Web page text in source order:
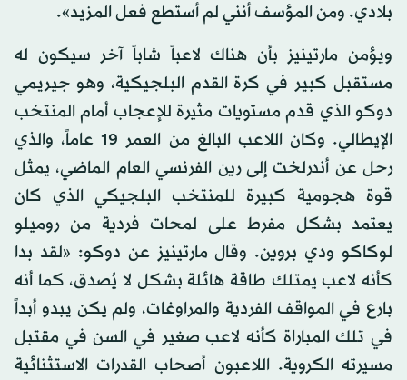
بلادي. ومن المؤسف أنني لم أستطع فعل المزيد».
ويؤمن مارتينيز بأن هناك لاعباً شاباً آخر سيكون له
مستقبل كبير في كرة القدم البلجيكية، وهو جيريمي
دوكو الذي قدم مستويات مثيرة للإعجاب أمام المنتخب
الإيطالي. وكان اللاعب البالغ من العمر 19 عاماً، والذي
رحل عن أندرلخت إلى رين الفرنسي العام الماضي، يمثل
قوة هجومية كبيرة للمنتخب البلجيكي الذي كان
يعتمد بشكل مفرط على لمحات فردية من روميلو
لوكاكو ودي بروين. وقال مارتينيز عن دوكو: «لقد بدا
كأنه لاعب يمتلك طاقة هائلة بشكل لا يُصدق، كما أنه
بارع في المواقف الفردية والمراوغات، ولم يكن يبدو أبداً
في تلك المباراة كأنه لاعب صغير في السن في مقتبل
مسيرته الكروية. اللاعبون أصحاب القدرات الاستثنائية